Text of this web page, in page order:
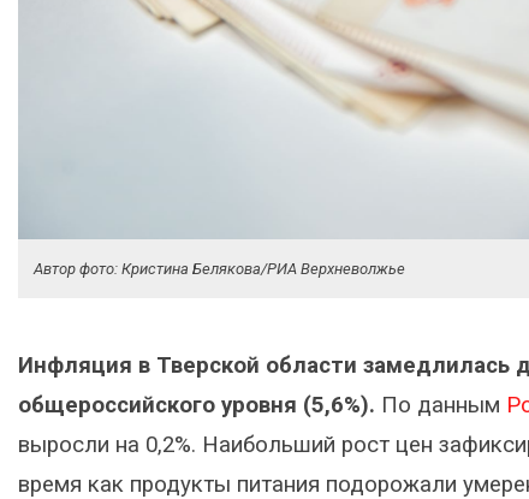
Автор фото: Кристина Белякова/РИА Верхневолжье
Инфляция в Тверской области замедлилась
общероссийского уровня (5,6%). По данным
выросли на 0,2%. Наибольший рост цен
время как продукты питания подорожали